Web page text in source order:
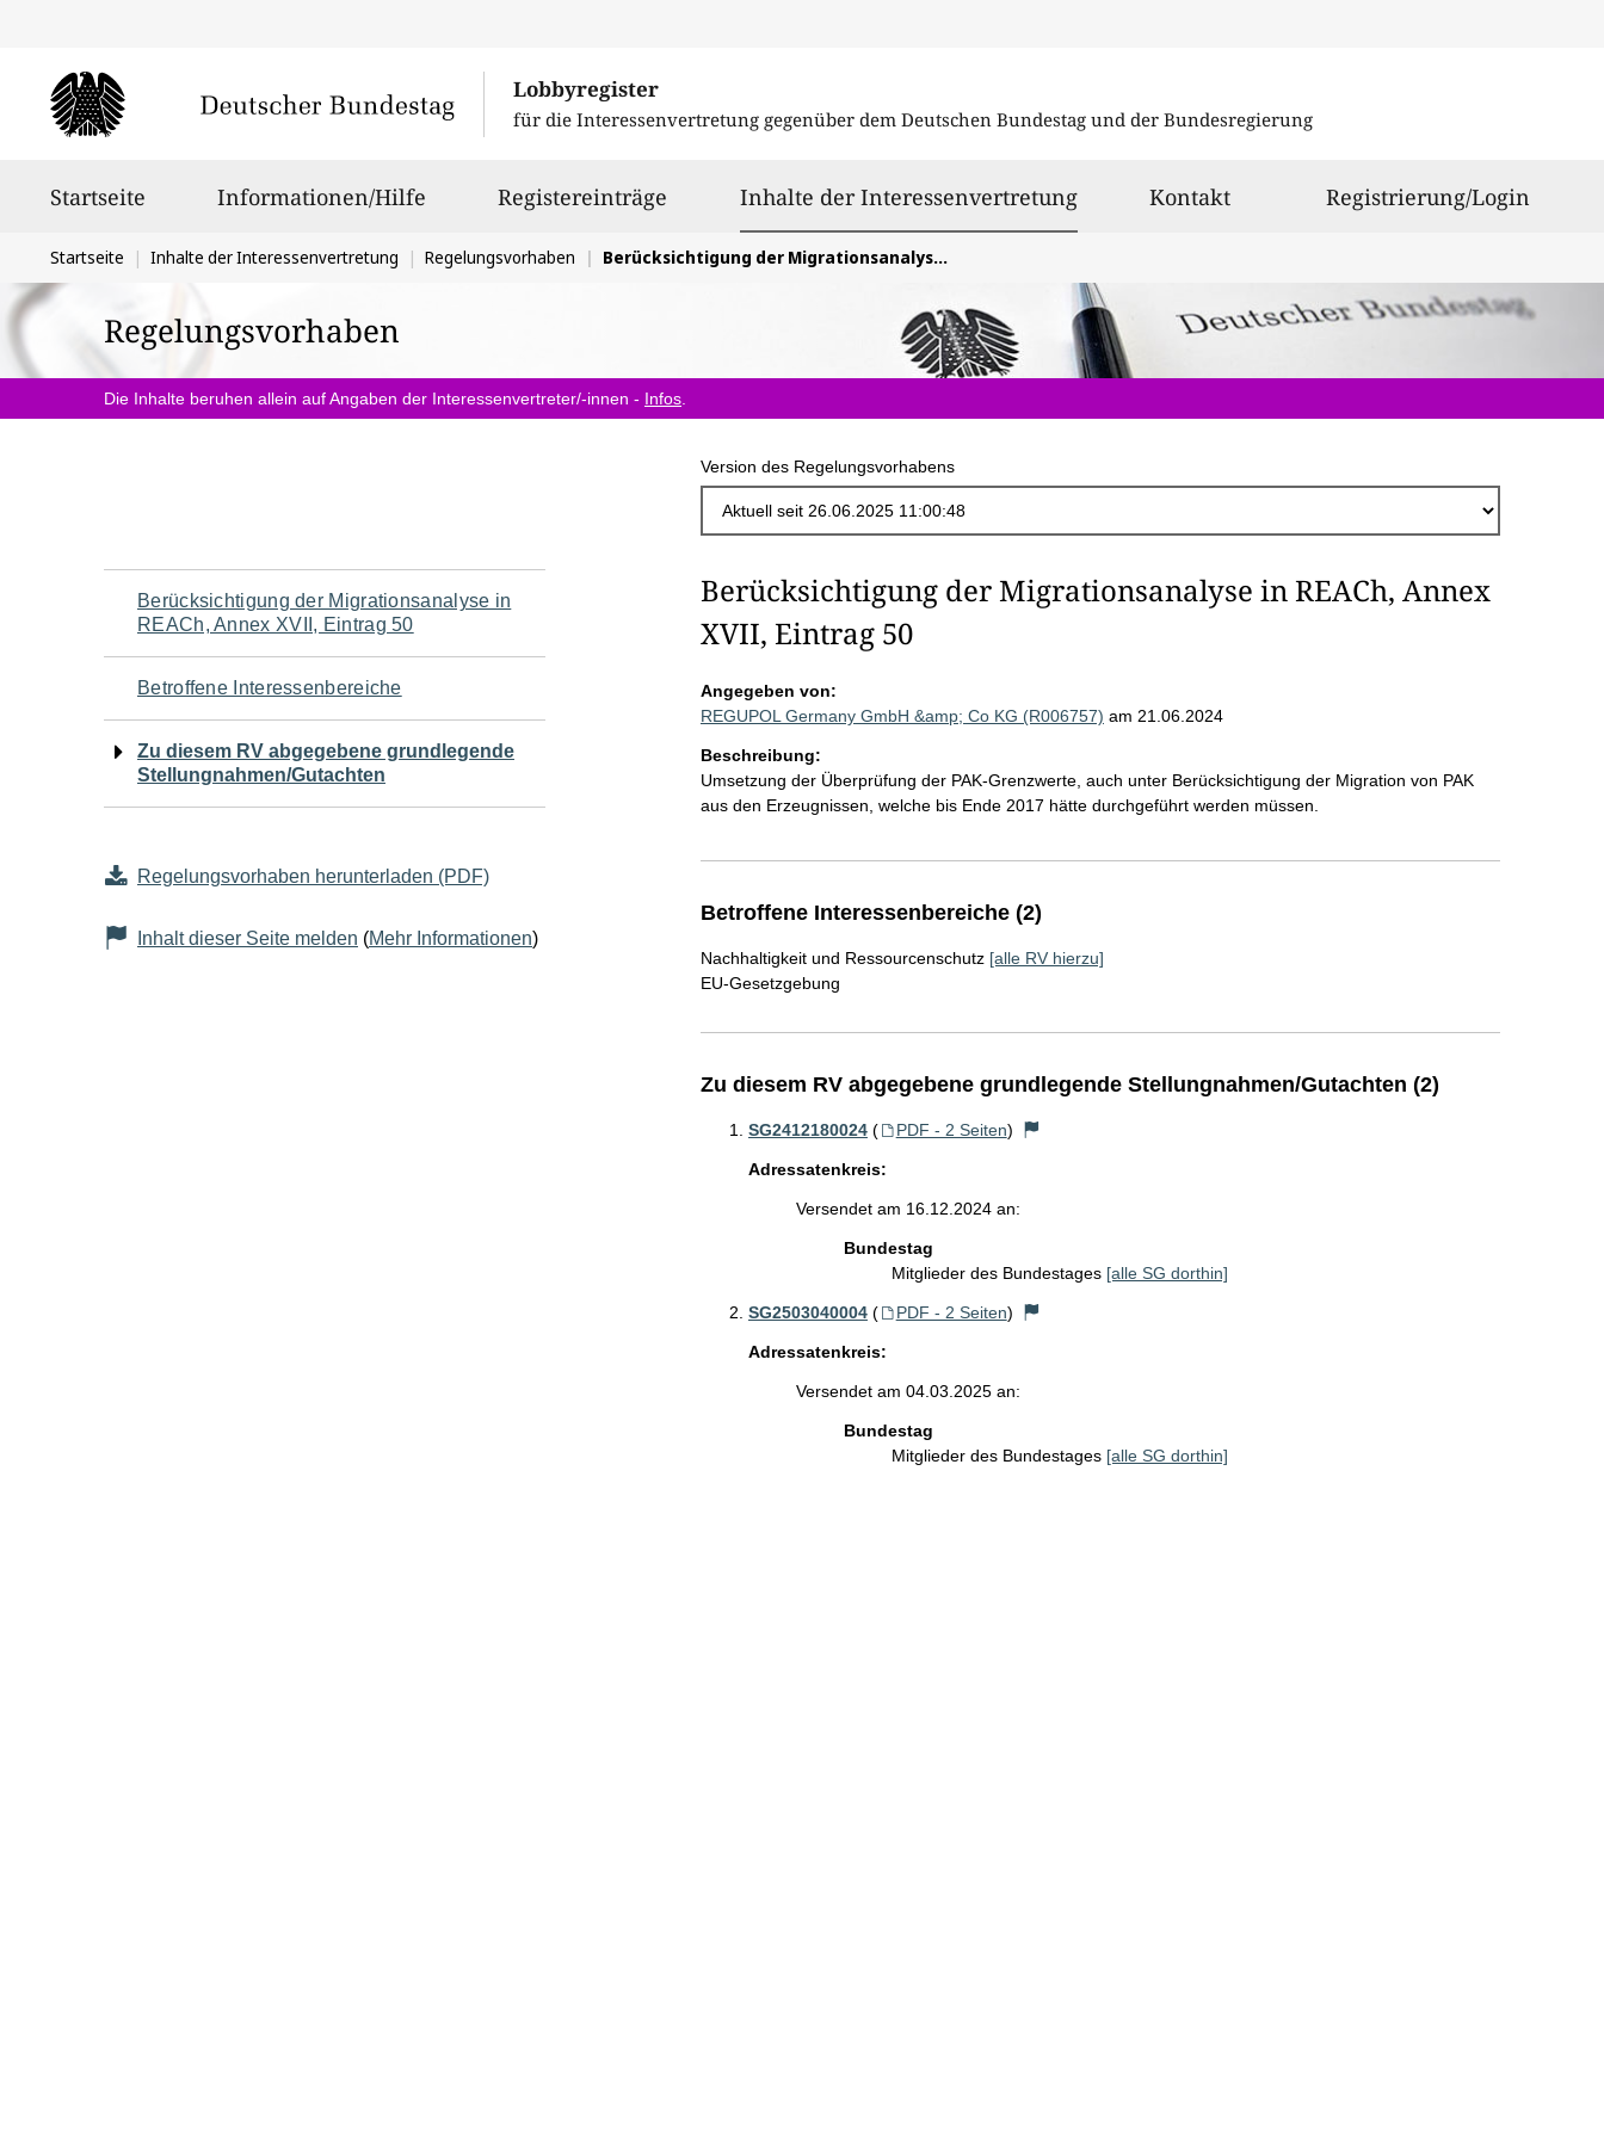
Lobbyregister
für die Interessenvertretung gegenüber dem Deutschen Bundestag und der Bundesregierung
Startseite Informationen/Hilfe Registereinträge Inhalte der Interessenvertretungausgewählt
Kontakt Registrierung/Login
Sie
befinden
sich
hier:
Startseite Inhalte der Interessenvertretung Regelungsvorhaben Berücksichtigung der Migrationsanalyse in REACh, Annex XVII, Eintrag 50
Regelungsvorhaben
Die Inhalte beruhen allein auf Angaben der Interessenvertreter/-innen - Infos
Version des Regelungsvorhabens
Navigation
für
den
Seiteninhalt
Berücksichtigung der Migrationsanalyse in
REACh, Annex XVII, Eintrag 50
Betroffene Interessenbereiche
Zu diesem RV abgegebene grundlegende
Stellungnahmen/Gutachten
Regelungsvorhaben herunterladen (PDF)
Inhalt dieser Seite melden (Mehr Informationen)
Berücksichtigung der Migrationsanalyse in REACh, Annex
XVII, Eintrag 50
Angegeben von:
REGUPOL Germany GmbH &amp; Co KG (R006757) am 21.06.2024
Beschreibung:
Umsetzung der Überprüfung der PAK-Grenzwerte, auch unter Berücksichtigung der Migration von PAK
aus den Erzeugnissen, welche bis Ende 2017 hätte durchgeführt werden müssen.
Betroffene Interessenbereiche (2)
Nachhaltigkeit und Ressourcenschutz [alle RV hierzu]
EU-Gesetzgebung
Zu diesem RV abgegebene grundlegende Stellungnahmen/Gutachten (2)
SG2412180024 ( PDF - 2 Seiten)
Adressatenkreis:
Versendet am 16.12.2024 an:
Bundestag
Mitglieder des Bundestages [alle SG dorthin]
SG2503040004 ( PDF - 2 Seiten)
Adressatenkreis:
Versendet am 04.03.2025 an:
Bundestag
Mitglieder des Bundestages [alle SG dorthin]